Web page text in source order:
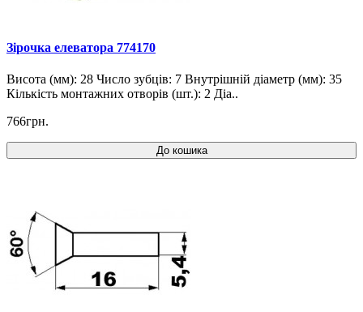
Зірочка елеватора 774170
Висота (мм): 28 Число зубців: 7 Внутрішній діаметр (мм): 35
Кількість монтажних отворів (шт.): 2 Діа..
766грн.
До кошика